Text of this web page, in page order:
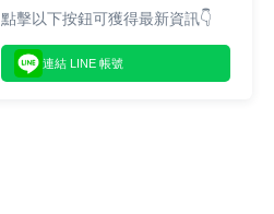
點擊以下按鈕可獲得最新資訊👇
連結 LINE 帳號